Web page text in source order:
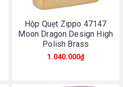
Hộp Quẹt Zippo 47147
Moon Dragon Design High
Polish Brass
1.040.000₫